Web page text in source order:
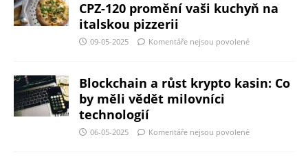
CPZ-120 promění vaši kuchyň na
italskou pizzerii
09-05-2025 Komentáře nejsou povolené
Blockchain a růst krypto kasin: Co
by měli vědět milovníci
technologií
06-05-2025 Komentáře nejsou povolené